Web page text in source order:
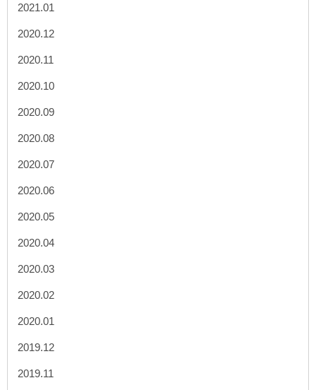
2021.01
2020.12
2020.11
2020.10
2020.09
2020.08
2020.07
2020.06
2020.05
2020.04
2020.03
2020.02
2020.01
2019.12
2019.11